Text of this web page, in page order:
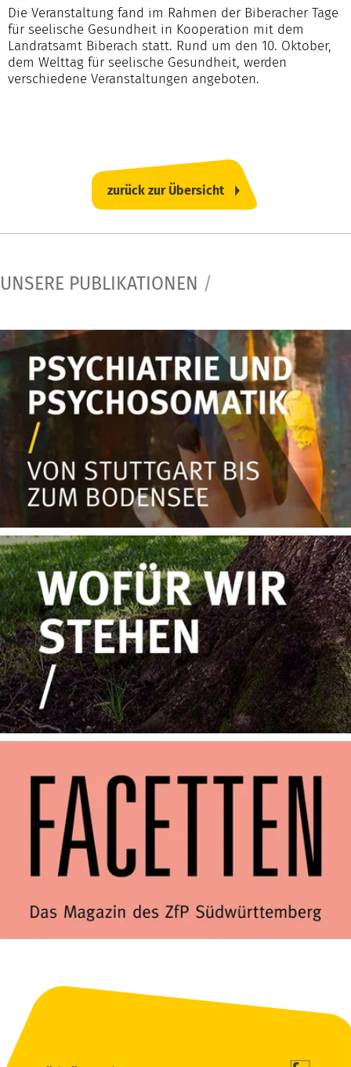
Die Veranstaltung fand im Rahmen der Biberacher Tage
für seelische Gesundheit in Kooperation mit dem
Landratsamt Biberach statt. Rund um den 10. Oktober,
dem Welttag für seelische Gesundheit, werden
verschiedene Veranstaltungen angeboten.
zurück zur Übersicht
UNSERE PUBLIKATIONEN /